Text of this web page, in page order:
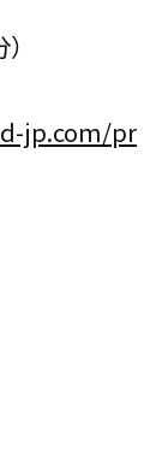
jp.com/pr